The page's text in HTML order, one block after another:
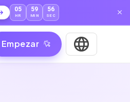
05
HR
59
MIN
54
SEC
Empezar